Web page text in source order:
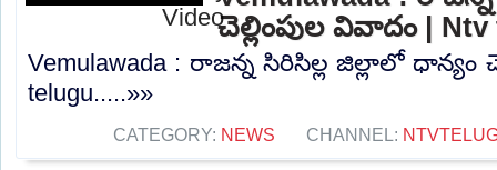
చెల్లింపుల వివాదం |
Vemulawada : రాజన్న సిరిసిల్ల జిల్లాలో ధాన్యం
telugu.....»»
CATEGORY: NEWS CHANNEL: